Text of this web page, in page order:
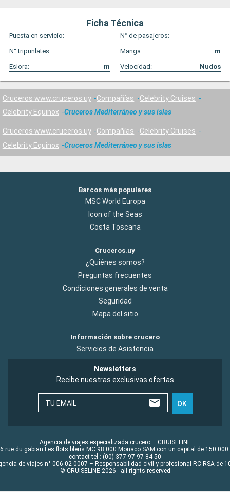
Ficha Técnica
Puesta en servicio:
N° de pasajeros:
N° tripunlates:
Manga:
m
Eslora:
m Velocidad: Nudos
Cruceros www.cruceros.uy Compañías
Celebrity Cruises
Celebrity Equinox
Cruceros Mediterráneo y sus islas
Cruceros www.cruceros.uy Compañías
Celebrity Cruises
Celebrity Equinox
Cruceros Mediterráneo y sus islas
Barcos más populares
MSC World Europa
Icon of the Seas
Costa Toscana
Cruceros.uy
¿Quiénes somos?
Preguntas frecuentes
Condiciones generales de venta
Seguridad
Mapa del sitio
Información sobre crucero
Servicios de Asistencia
Newsletters
Recibe nuestras exclusivas ofertas
TU EMAIL OK
Agencia de viajes especializada crucero – CRUISELINE
rue du gabian Les flots bleus MC 98 000 Monaco SAM con un capital de 150 000
contact tel : (00) 377 97 97 84 50
de viajes n° 006 02 0007 – Responsabilidad civil y profesional RC RSA de
© CRUISELINE 2026 - all rights reserved